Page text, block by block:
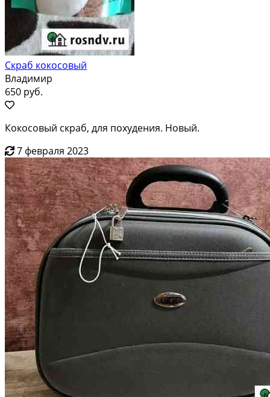
Скраб кокосовый
Владимир
650 руб.
Кокосовый скраб, для похудения. Новый.
7 февраля 2023